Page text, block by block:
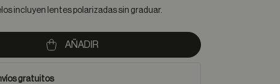
incluyen lentes polarizadas sin graduar.
AÑADIR
gratuitos